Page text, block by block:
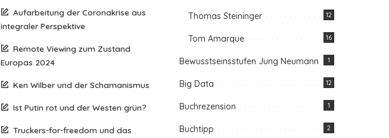
Aufarbeitung der Coronakrise aus
integraler Perspektive
Remote Viewing zum Zustand
Europas 2024
Ken Wilber und der Schamanismus
Ist Putin rot und der Westen grün?
Truckers-for-freedom und das
Thomas Steininger 12
Tom Amarque 16
Bewusstseinsstufen Jung Neumann 1
Big Data 12
Buchrezension 1
Buchtipp 2